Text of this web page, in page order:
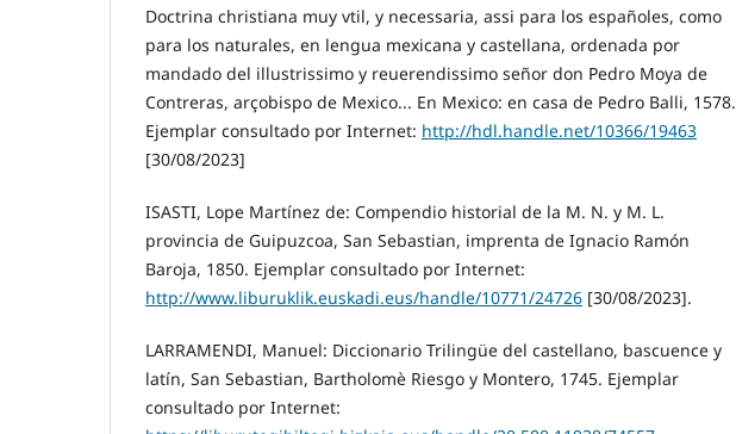
Doctrina christiana muy vtil, y necessaria, assi para los españoles, como
para los naturales, en lengua mexicana y castellana, ordenada por
mandado del illustrissimo y reuerendissimo señor don Pedro Moya de
Contreras, arçobispo de Mexico... En Mexico: en casa de Pedro Balli, 1578.
Ejemplar consultado por Internet: http://hdl.handle.net/10366/19463
[30/08/2023]
ISASTI, Lope Martínez de: Compendio historial de la M. N. y M. L.
provincia de Guipuzcoa, San Sebastian, imprenta de Ignacio Ramón
Baroja, 1850. Ejemplar consultado por Internet:
http://www.liburuklik.euskadi.eus/handle/10771/24726 [30/08/2023].
LARRAMENDI, Manuel: Diccionario Trilingüe del castellano, bascuence y
latín, San Sebastian, Bartholomè Riesgo y Montero, 1745. Ejemplar
consultado por Internet: